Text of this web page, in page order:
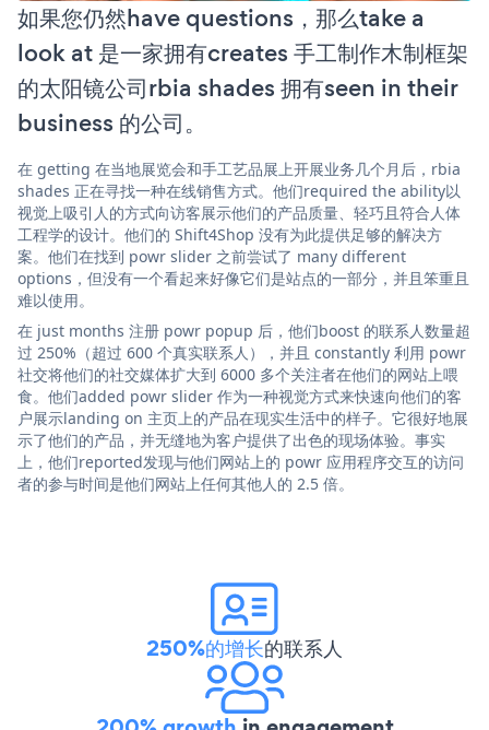
如果您仍然have questions，那么take a
look at 是一家拥有creates 手工制作木制框架
的太阳镜公司rbia shades 拥有seen in their
business 的公司。
在 getting 在当地展览会和手工艺品展上开展业务几个月后，rbia
shades 正在寻找一种在线销售方式。他们required the ability以
视觉上吸引人的方式向访客展示他们的产品质量、轻巧且符合人体
工程学的设计。他们的 Shift4Shop 没有为此提供足够的解决方
案。他们在找到 powr slider 之前尝试了 many different
options，但没有一个看起来好像它们是站点的一部分，并且笨重且
难以使用。
在 just months 注册 powr popup 后，他们boost 的联系人数量超
过 250%（超过 600 个真实联系人），并且 constantly 利用 powr
社交将他们的社交媒体扩大到 6000 多个关注者在他们的网站上喂
食。他们added powr slider 作为一种视觉方式来快速向他们的客
户展示landing on 主页上的产品在现实生活中的样子。它很好地展
示了他们的产品，并无缝地为客户提供了出色的现场体验。事实
上，他们reported发现与他们网站上的 powr 应用程序交互的访问
者的参与时间是他们网站上任何其他人的 2.5 倍。
250%的增长的联系人